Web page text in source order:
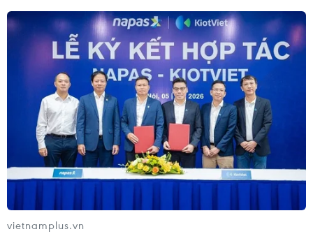
Trong ảnh, Quang Hải xử lý kỹ thuật để vượt qua đối thủ trước
sự chứng kiến của huấn luyện viên trưởng đội tuyển Nhật
Bản. (Ảnh: PV/Vietnam+)
vietnamplus.vn